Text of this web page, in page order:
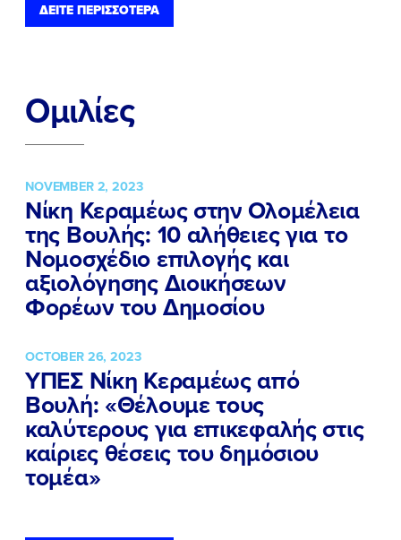
ΔΕΙΤΕ ΠΕΡΙΣΣΟΤΕΡΑ
Ομιλίες
NOVEMBER 2, 2023
Νίκη Κεραμέως στην Ολομέλεια
της Βουλής: 10 αλήθειες για το
Νομοσχέδιο επιλογής και
αξιολόγησης Διοικήσεων
Φορέων του Δημοσίου
OCTOBER 26, 2023
ΥΠΕΣ Νίκη Κεραμέως από
Βουλή: «Θέλουμε τους
καλύτερους για επικεφαλής στις
καίριες θέσεις του δημόσιου
τομέα»